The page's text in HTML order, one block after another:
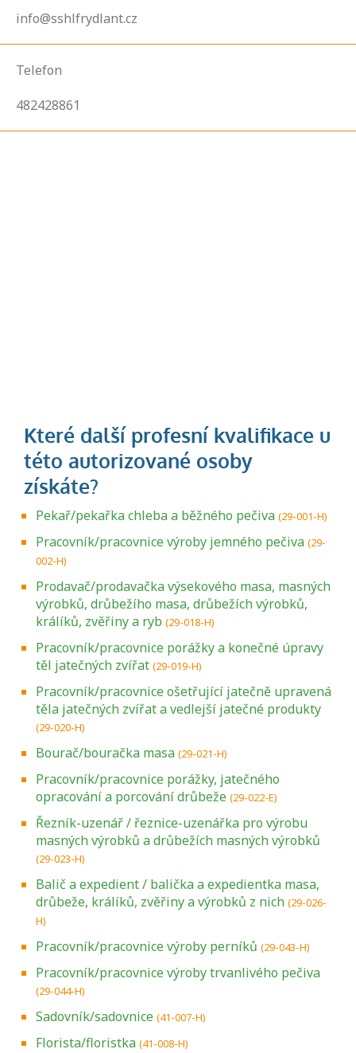
info@sshlfrydlant.cz
Telefon
482428861
Pekař/pekařka chleba a běžného pečiva (29-001-H)
Pracovník/pracovnice výroby jemného pečiva (29-
002-H)
Prodavač/prodavačka výsekového masa, masných
výrobků, drůbežího masa, drůbežích výrobků,
králíků, zvěřiny a ryb (29-018-H)
Pracovník/pracovnice porážky a konečné úpravy
těl jatečných zvířat (29-019-H)
Pracovník/pracovnice ošetřující jatečně upravená
těla jatečných zvířat a vedlejší jatečné produkty
(29-020-H)
Bourač/bouračka masa (29-021-H)
Pracovník/pracovnice porážky, jatečného
opracování a porcování drůbeže (29-022-E)
Řezník-uzenář / řeznice-uzenářka pro výrobu
masných výrobků a drůbežích masných výrobků
(29-023-H)
Balič a expedient / balička a expedientka masa,
drůbeže, králíků, zvěřiny a výrobků z nich (29-026-
H)
Pracovník/pracovnice výroby perníků (29-043-H)
Pracovník/pracovnice výroby trvanlivého pečiva
(29-044-H)
Sadovník/sadovnice (41-007-H)
Florista/floristka (41-008-H)